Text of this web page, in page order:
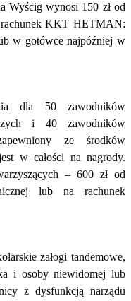
Wyścig wynosi 150 zł od
rachunek KKT HETMAN:
w gotówce najpóźniej w
dla 50 zawodników
i 40 zawodników
ze środków
w całości na nagrody.
– 600 zł od
lub na rachunek
załogi tandemowe,
i osoby niewidomej lub
z dysfunkcją narządu